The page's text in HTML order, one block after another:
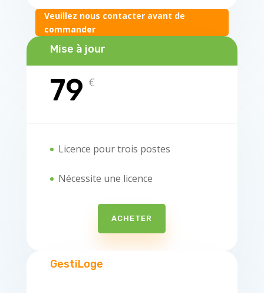
Veuillez nous contacter avant de
commander
Mise à jour
€
79
Licence pour trois postes
Nécessite une licence
ACHETER
GestiLoge